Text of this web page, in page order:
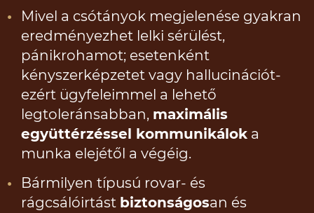
Mivel a csótányok megjelenése gyakran
eredményezhet lelki sérülést,
pánikrohamot; esetenként
kényszerképzetet vagy hallucinációt-
ezért ügyfeleimmel a lehető
legtoleránsabban, maximális
együttérzéssel kommunikálok a
munka elejétől a végéig.
Bármilyen típusú rovar- és
rágcsálóirtást biztonságosan és